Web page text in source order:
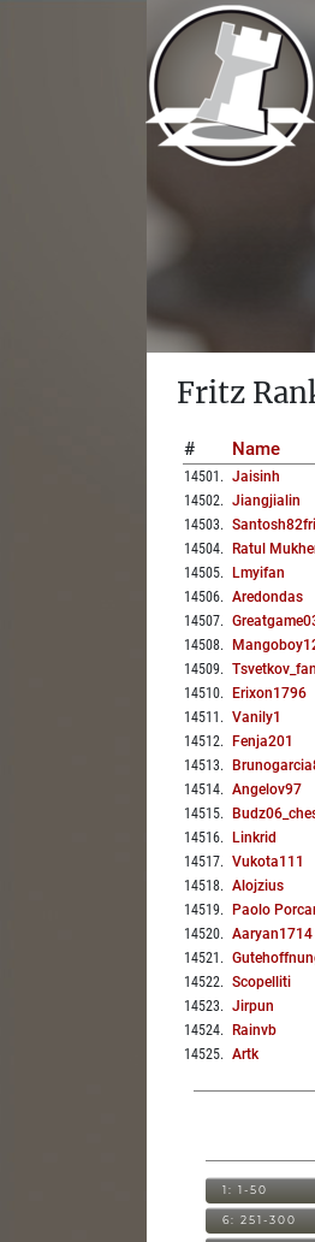
Fritz
# Name
14501 . Jaisinh
14502. Jiangjialin
14503.
14504. Ratul
14505. Lmyifan
14506. Aredondas
14507.
14508.
14509. Tsvetkov_fan
14510. Erixon1796
14511 . Vanily1
14512. Fenja201
14513.
14514. Angelov97
14515.
14516. Linkrid
14517. Vukota111
14518. Alojzius
14519. Paolo
14520. Aaryan1714
14521 .
14522. Scopelliti
14523. Jirpun
14524. Rainvb
14525. Artk
1: 1-50
6: 251-300